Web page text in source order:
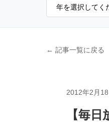
← 記事一覧に戻る
2012年2月18
【毎